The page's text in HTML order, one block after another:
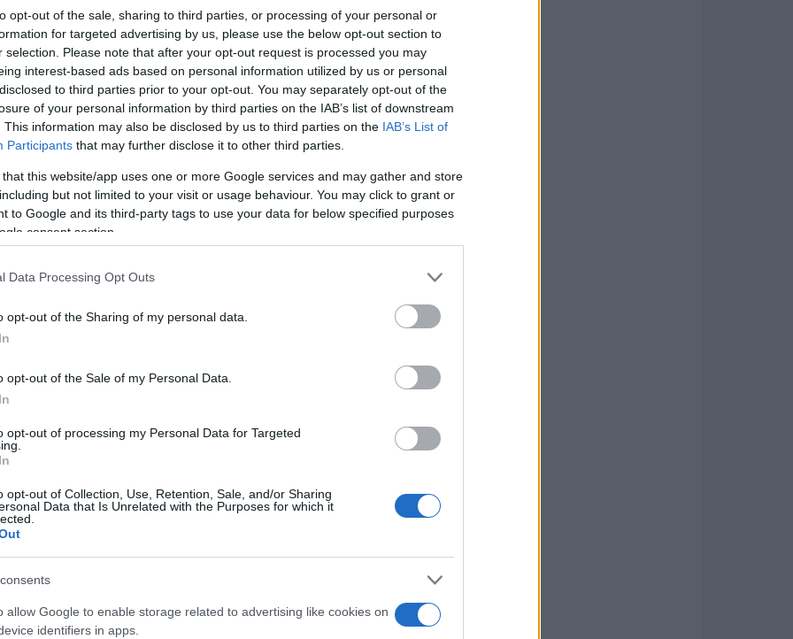
opt-out of the sale, sharing to third parties, or processing of your personal or
for targeted advertising by us, please use the below opt-out section to
selection. Please note that after your opt-out request is processed you may
interest-based ads based on personal information utilized by us or personal
to third parties prior to your opt-out. You may separately opt-out of the
of your personal information by third parties on the IAB’s list of downstream
This information may also be disclosed by us to third parties on the IAB’s List of
Participants that may further disclose it to other third parties.
that this website/app uses one or more Google services and may gather and store
but not limited to your visit or usage behaviour. You may click to grant or
to Google and its third-party tags to use your data for below specified purposes
consent section.
Data Processing Opt Outs
opt-out of the Sharing of my personal data.
opt-out of the Sale of my Personal Data.
opt-out of processing my Personal Data for Targeted
opt-out of Collection, Use, Retention, Sale, and/or Sharing
Data that Is Unrelated with the Purposes for which it
allow Google to enable storage related to advertising like cookies on
identifiers in apps.
gioco.
, è essenziale conoscere i requisiti minimi e
un processore
come laNVIDIA GeForce GTX 1050.
ma a costi di prestazioni, con
D’altra parte, per un’esperienza più
l’Intel i9-9900K
mantenendo elevati frame rate e